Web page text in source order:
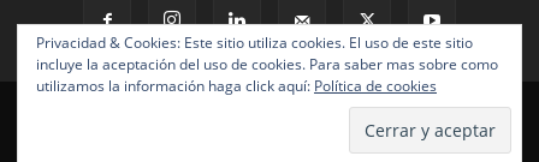
© Copyright 2024, Todos los derechos reservados | Mediaware
Privacidad & Cookies: Este sitio utiliza cookies. El uso de este sitio
incluye la aceptación del uso de cookies. Para saber mas sobre como
utilizamos la información haga click aquí: Política de cookies